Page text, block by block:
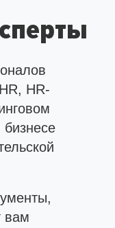
HR-
бизнесе
вам